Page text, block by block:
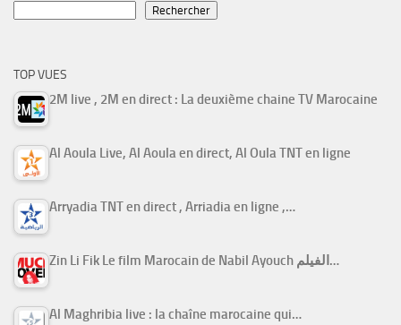
Rechercher
TOP VUES
2M live , 2M en direct : La deuxième chaine TV Marocaine
Al Aoula Live, Al Aoula en direct, Al Oula TNT en ligne
Arryadia TNT en direct , Arriadia en ligne ,…
Zin Li Fik Le film Marocain de Nabil Ayouch الفيلم…
Al Maghribia live : la chaîne marocaine qui…